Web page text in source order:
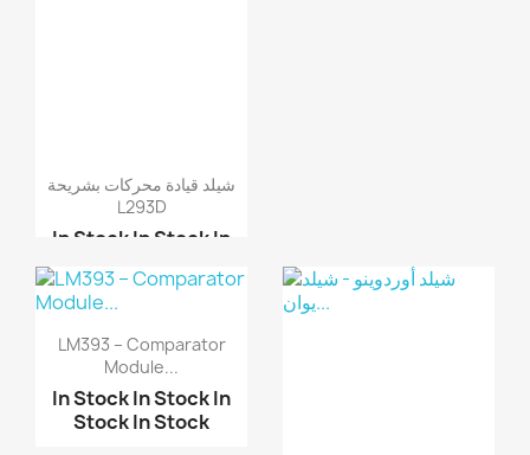
شيلد قيادة محركات بشريحة
L293D
In StockIn StockIn
شيلد قيادة محركات بشري...
لوحة أوردوينو جك مايكر...
LM393 – Comparator
Module...
In StockIn StockIn
StockIn Stock